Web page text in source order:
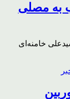
به مصلی
خامنه‌ای